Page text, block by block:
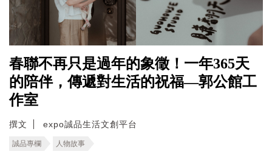
春聯不再只是過年的象徵！一年365天
的陪伴，傳遞對生活的祝福—郭公館工
作室
撰文 expo誠品生活文創平台
誠品專欄 人物故事